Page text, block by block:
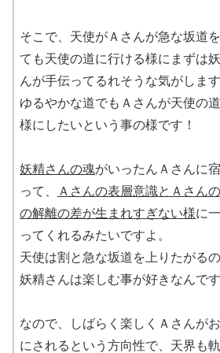
そこで、天使がＡさんが急な坂道
ても天使の道に行ける様にまずは
んが手伝ってるれそうな気がします
ゆるやかな道でもＡさんが天使の
様にしたいという事の様です！
妖精さんの魂がいったんＡさんに
って、
Ａさんの表層意識とＡさん
の解離の差が生まれすぎない様に
ってくれるみたいですよ。
天使は割と急な坂道を上りたがるの
妖精さんは楽しむ事が好きなんです
なので、しばらく楽しくＡさんが
にされるという方向性で、天界も